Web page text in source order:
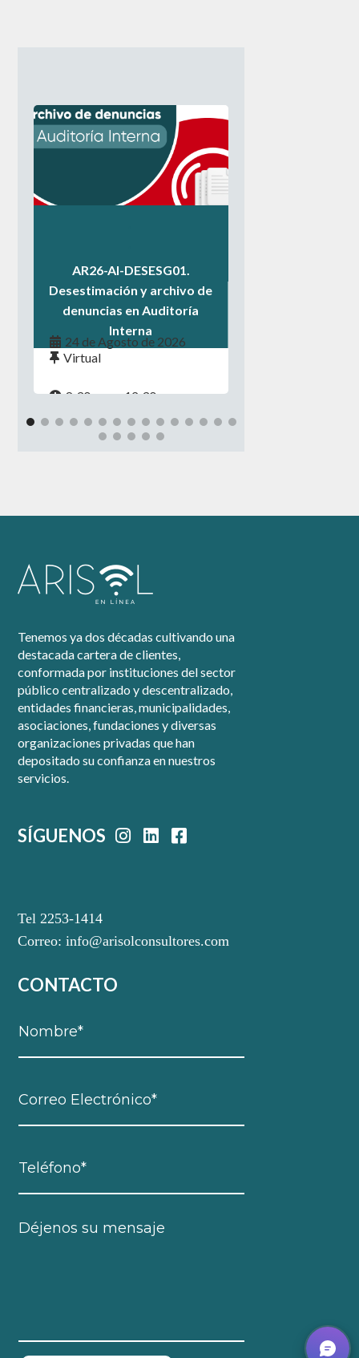
AR26-AI-DESESG01.
Desestimación y archivo de
denuncias en Auditoría
Interna
Virtual
.
8:30 a.m. - 12:30 p.m.
24 de Agosto de 2026
Tenemos ya dos décadas cultivando una
destacada cartera de clientes,
conformada por instituciones del sector
público centralizado y descentralizado,
entidades financieras, municipalidades,
asociaciones, fundaciones y diversas
organizaciones privadas que han
depositado su confianza en nuestros
servicios.
SÍGUENOS
Tel 2253-1414
Correo:info@arisolconsultores.com
CONTACTO